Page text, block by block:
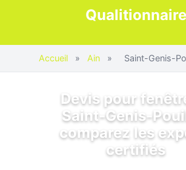
Qualitionnaire
Accueil » Ain » Saint-Genis-
Devis pour
Saint-Genis-
comparez les
certifiés